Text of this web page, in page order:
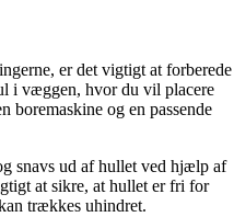
er det vigtigt at forberede
i væggen, hvor du vil placere
boremaskine og en passende
snavs ud af hullet ved hjælp af
at sikre, at hullet er fri for
trækkes uhindret.